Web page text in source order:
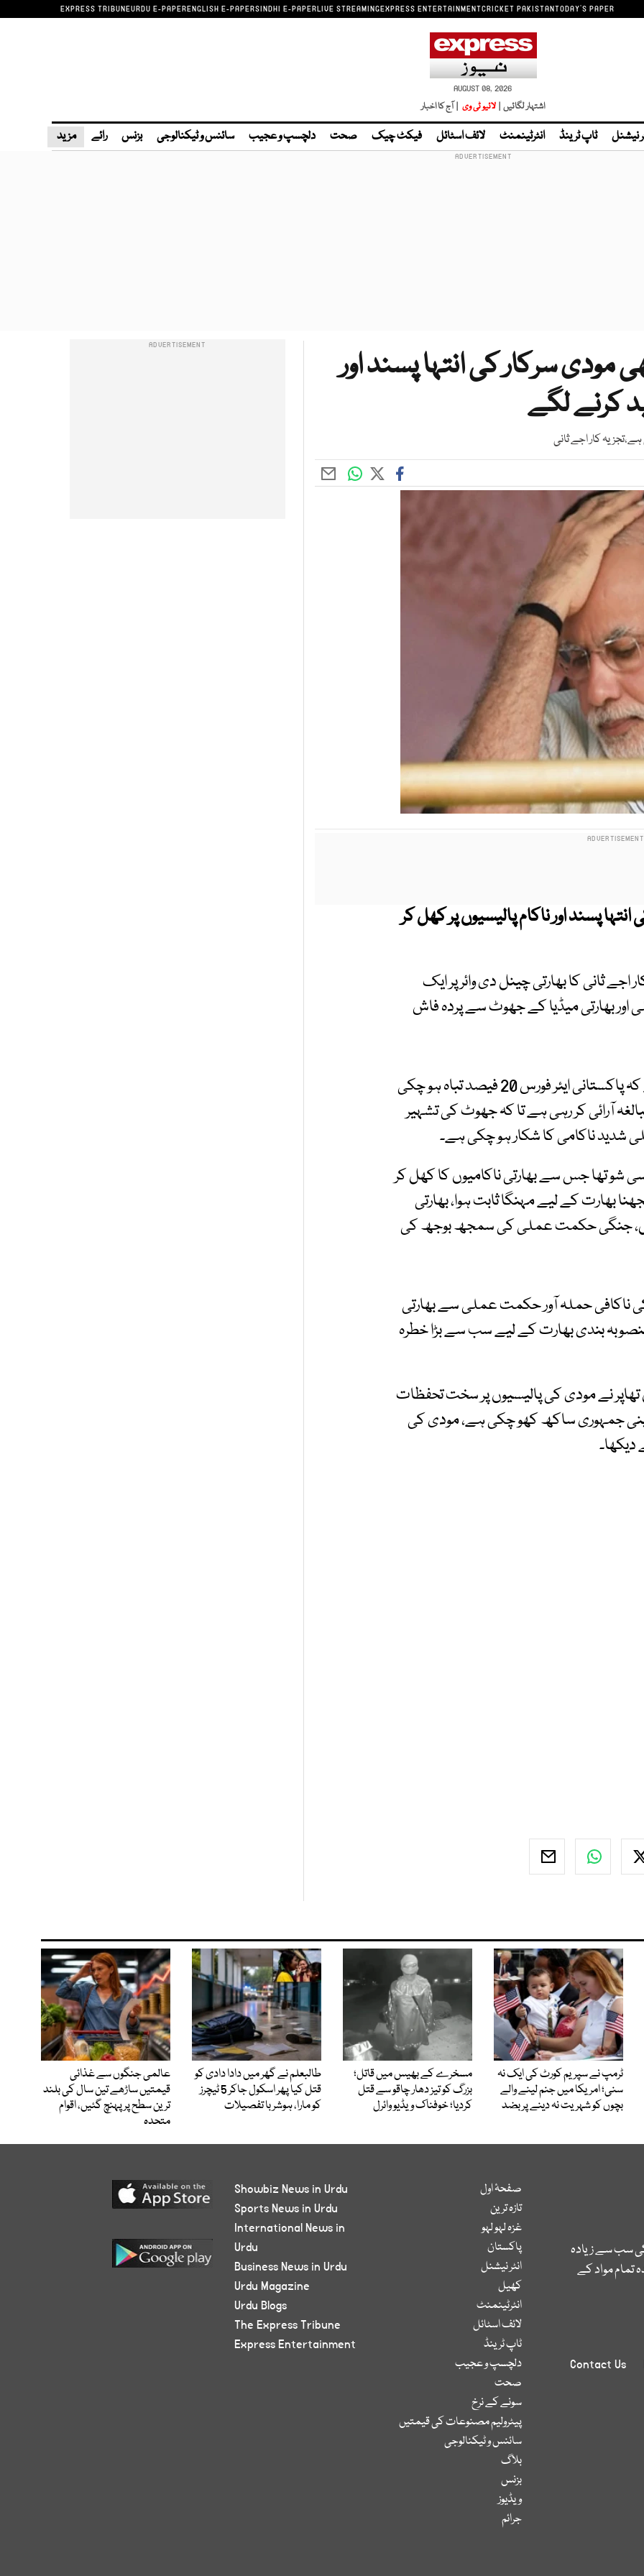
EXPRESS TRIBUNEURDU E-PAPERENGLISH E-PAPERSINDHI E-PAPERLIVE STREAMINGEXPRESS ENTERTAINMENTCRICKET PAKISTANTODAY'S PAPER
AUGUST 08, 2026
اشتہار لگائیں | لائیو ٹی وی | آج کا اخبار
نیشنل ٹاپ ٹرینڈ انٹرٹینمنٹ لائف اسٹائل فیکٹ چیک صحت دلچسپ و عجیب سائنس و ٹیکنالوجی بزنس رائے مزید
مودی سرکار کی انتہا پسند اور
کرنے لگے
کار اجے ثانی
پسند اور ناکام پالیسیوں پر کھل کر
ثانی کا بھارتی چینل دی وائر پر ایک
اور بھارتی میڈیا کے جھوٹ سے پردہ فاش
کرن تھاپر نے سوال کیا کہ بھارتی میڈیا کا دعویٰ ہے کہ پاکستانی ایئر فورس 20 فیصد تباہ ہو چکی
آرائی کر رہی ہے تا کہ جھوٹ کی تشہیر
ناکامی کا شکار ہو چکی ہے۔
شو تھا جس سے بھارتی ناکامیوں کا کھل کر
بھارت کے لیے مہنگا ثابت ہوا، بھارتی
گئیں، جنگی حکمت عملی کی سمجھ بوجھ کی
ناکافی حملہ آور حکمت عملی سے بھارتی
بندی بھارت کے لیے سب سے بڑا خطرہ
نے مودی کی پالیسیوں پر سخت تحفظات
اپنی جمہوری ساکھ کھو چکی ہے، مودی کی
دیکھا۔
ٹرمپ نے سپریم کورٹ کی ایک نہ
سنی؛ امریکا میں جنم لینے والے
بچوں کو شہریت نہ دینے پر بضد
مسخرے کے بھیس میں قاتل؛
بزرگ کو تیز دھار چاقو سے قتل
کردیا؛ خوفناک ویڈیو وائرل
طالبعلم نے گھر میں دادا دادی کو
قتل کیا پھر اسکول جاکر 5 ٹیچرز
کو مارا، ہوشربا تفصیلات
عالمی جنگوں سے غذائی
قیمتیں ساڑھے تین سال کی بلند
ترین سطح پر پہنچ گئیں، اقوام
متحدہ
سب سے زیادہ
مواد کے
Contact Us
صفحۂ اول
تازہ ترین
غزہ لہو لہو
پاکستان
انٹر نیشنل
کھیل
انٹرٹینمنٹ
لائف اسٹائل
ٹاپ ٹرینڈ
دلچسپ و عجیب
صحت
سونے کے نرخ
پیٹرولیم مصنوعات کی قیمتیں
سائنس و ٹیکنالوجی
بلاگ
بزنس
ویڈیوز
جرائم
Showbiz News in Urdu
Sports News in Urdu
International News in
Urdu
Business News in Urdu
Urdu Magazine
Urdu Blogs
The Express Tribune
Express Entertainment